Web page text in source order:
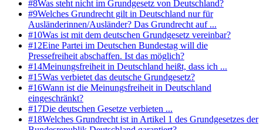
#8Was steht nicht im Grundgesetz von Deutschland?
#9Welches Grundrecht gilt in Deutschland nur für
Ausländerinnen/Ausländer? Das Grundrecht auf ...
#10Was ist mit dem deutschen Grundgesetz vereinbar?
#12Eine Partei im Deutschen Bundestag will die
Pressefreiheit abschaffen. Ist das möglich?
#14Meinungsfreiheit in Deutschland heißt, dass ich ...
#15Was verbietet das deutsche Grundgesetz?
#16Wann ist die Meinungsfreiheit in Deutschland
eingeschränkt?
#17Die deutschen Gesetze verbieten ...
#18Welches Grundrecht ist in Artikel 1 des Grundgesetzes der